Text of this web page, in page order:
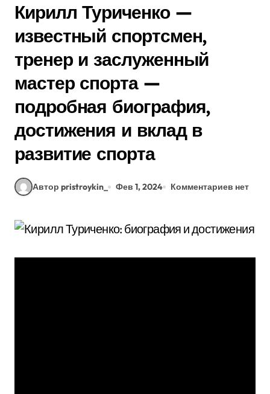
Кирилл Туриченко —
известный спортсмен,
тренер и заслуженный
мастер спорта —
подробная биография,
достижения и вклад в
развитие спорта
Автор pristroykin_ Фев 1, 2024 Комментариев нет